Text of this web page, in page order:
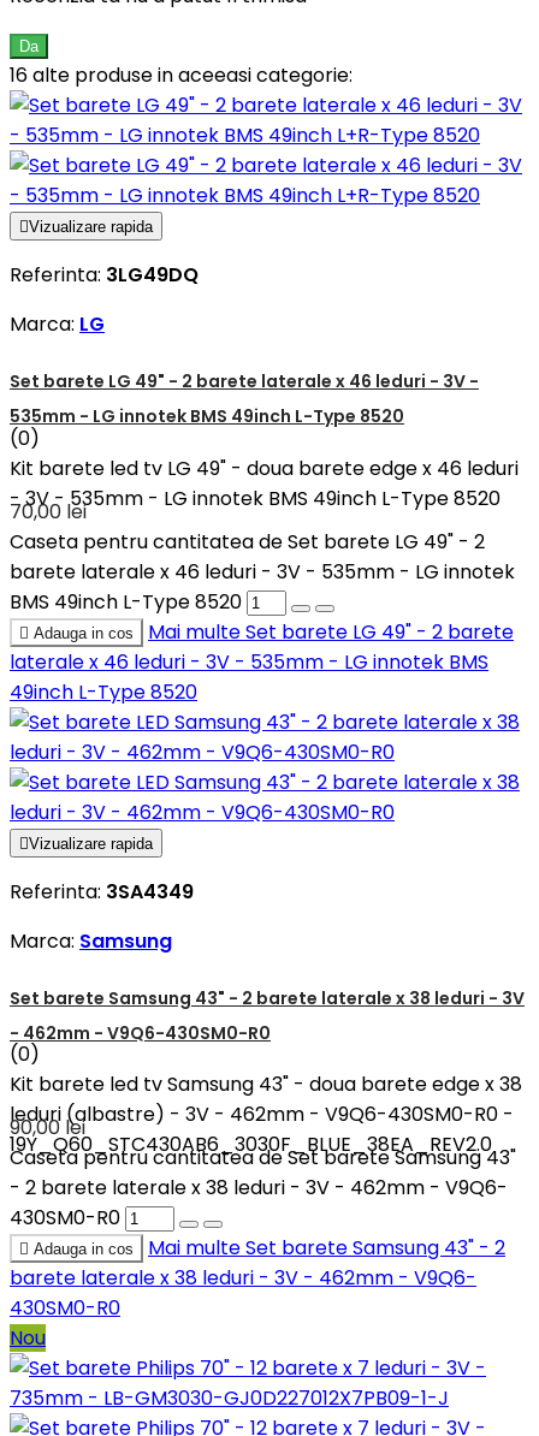
Da
16 alte produse in aceeasi categorie:
Vizualizare rapida
Referinta: 3LG49DQ
Marca: LG
Set barete LG 49" - 2 barete laterale x 46 leduri - 3V -
535mm - LG innotek BMS 49inch L-Type 8520
(0)
Kit barete led tv LG 49" - doua barete edge x 46 leduri
- 3V - 535mm - LG innotek BMS 49inch L-Type 8520
70,00 lei
Caseta pentru cantitatea de Set barete LG 49" - 2
barete laterale x 46 leduri - 3V - 535mm - LG innotek
BMS 49inch L-Type 8520
 Adauga in cos Mai multeSet barete LG 49" - 2 barete
laterale x 46 leduri - 3V - 535mm - LG innotek BMS
49inch L-Type 8520
Vizualizare rapida
Referinta: 3SA4349
Marca: Samsung
Set barete Samsung 43" - 2 barete laterale x 38 leduri - 3V
- 462mm - V9Q6-430SM0-R0
(0)
Kit barete led tv Samsung 43" - doua barete edge x 38
leduri (albastre) - 3V - 462mm - V9Q6-430SM0-R0 -
19Y_Q60_STC430AB6_3030F_BLUE_38EA_REV2.0
90,00 lei
Caseta pentru cantitatea de Set barete Samsung 43"
- 2 barete laterale x 38 leduri - 3V - 462mm - V9Q6-
430SM0-R0
 Adauga in cos Mai multeSet barete Samsung 43" - 2
barete laterale x 38 leduri - 3V - 462mm - V9Q6-
430SM0-R0
Nou